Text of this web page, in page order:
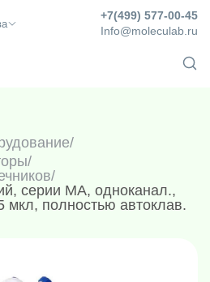
Info@moleculab.ru
+7(499) 577-00-45
/
/
/
серии MA, одноканал.,
мкл, полностью автоклав.